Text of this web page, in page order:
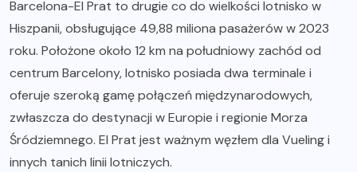
Barcelona-El Prat to drugie co do wielkości lotnisko w
Hiszpanii, obsługujące 49,88 miliona pasażerów w 2023
roku. Położone około 12 km na południowy zachód od
centrum Barcelony, lotnisko posiada dwa terminale i
oferuje szeroką gamę połączeń międzynarodowych,
zwłaszcza do destynacji w Europie i regionie Morza
Śródziemnego. El Prat jest ważnym węzłem dla Vueling i
innych tanich linii lotniczych.